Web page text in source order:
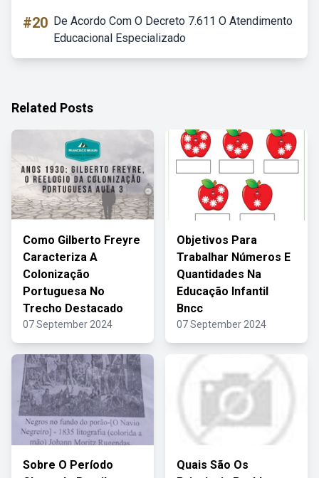
#20 De Acordo Com O Decreto 7.611 O Atendimento
Educacional Especializado
Related Posts
Como Gilberto Freyre
Caracteriza A
Colonização
Portuguesa No
Trecho Destacado
07 September 2024
Objetivos Para
Trabalhar Números E
Quantidades Na
Educação Infantil
Bncc
07 September 2024
Sobre O Período
Quais São Os